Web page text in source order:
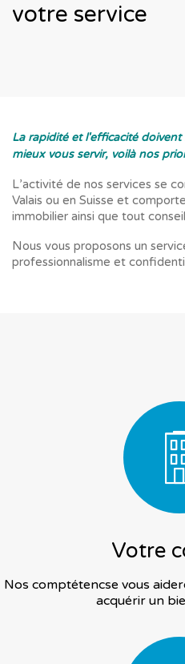
votre service
La rapidité et l'efficacité
mieux vous servir, voilà nos
L’activité de nos services se
Valais ou en Suisse et
immobilier ainsi que tout
Nous vous proposons un
professionnalisme et
Votre
Nos comptétencse vous
acquérir un